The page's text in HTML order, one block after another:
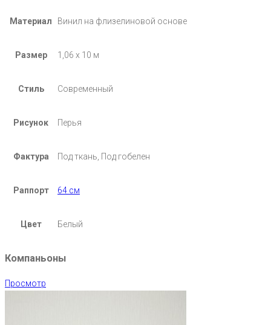
Материал Винил на флизелиновой основе
Размер 1,06 х 10 м
Стиль Современный
Рисунок Перья
Фактура Под ткань, Под гобелен
Раппорт 64 см
Цвет Белый
Компаньоны
Просмотр